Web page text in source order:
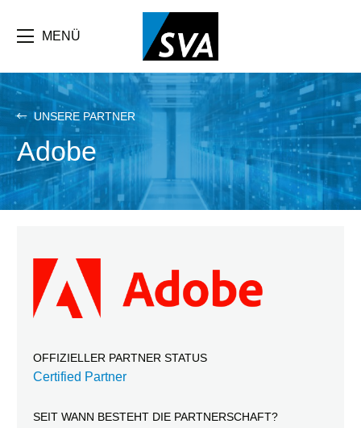
Inhalt
MENÜ
UNSERE PARTNER
Adobe
OFFIZIELLER PARTNER STATUS
Certified Partner
SEIT WANN BESTEHT DIE PARTNERSCHAFT?